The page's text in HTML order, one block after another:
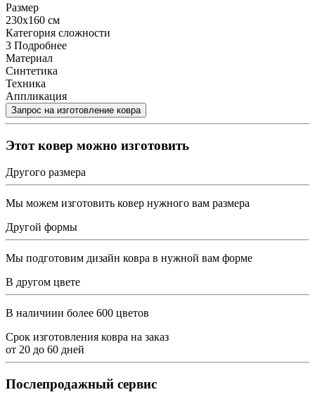
Размер
230x160 см
Категория сложности
3 Подробнее
Материал
Синтетика
Техника
Аппликация
Этот ковер можно изготовить
Другого размера
Мы можем изготовить ковер нужного вам размера
Другой формы
Мы подготовим дизайн ковра в нужной вам форме
В другом цвете
В наличиии более 600 цветов
Срок изготовления ковра на заказ
от 20 до 60 дней
Послепродажный сервис